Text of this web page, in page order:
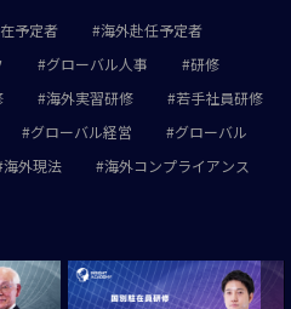
予定者
海外赴任予定者
グローバル人事
研修
海外実習研修
若手社員研修
グローバル経営
グローバル
海外現法
海外コンプライアンス